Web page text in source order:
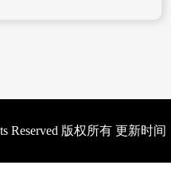
Reserved 版权所有 更新时间